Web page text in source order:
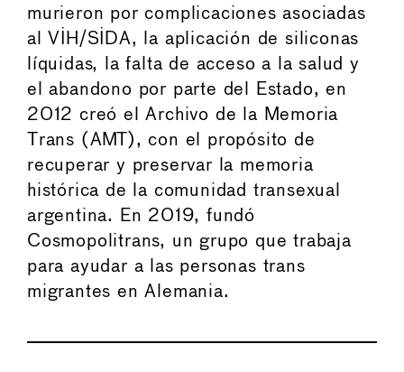
murieron por complicaciones asociadas
al VIH/SIDA, la aplicación de siliconas
líquidas, la falta de acceso a la salud y
el abandono por parte del Estado, en
2012 creó el Archivo de la Memoria
Trans (AMT), con el propósito de
recuperar y preservar la memoria
histórica de la comunidad transexual
argentina. En 2019, fundó
Cosmopolitrans, un grupo que trabaja
para ayudar a las personas trans
migrantes en Alemania.